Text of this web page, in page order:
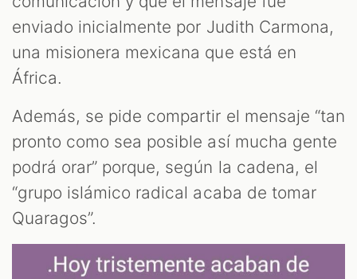
enviado inicialmente por Judith Carmona,
una misionera mexicana que está en
África.
Además, se pide compartir el mensaje “tan
pronto como sea posible así mucha gente
podrá orar” porque, según la cadena, el
“grupo islámico radical acaba de tomar
Quaragos”.